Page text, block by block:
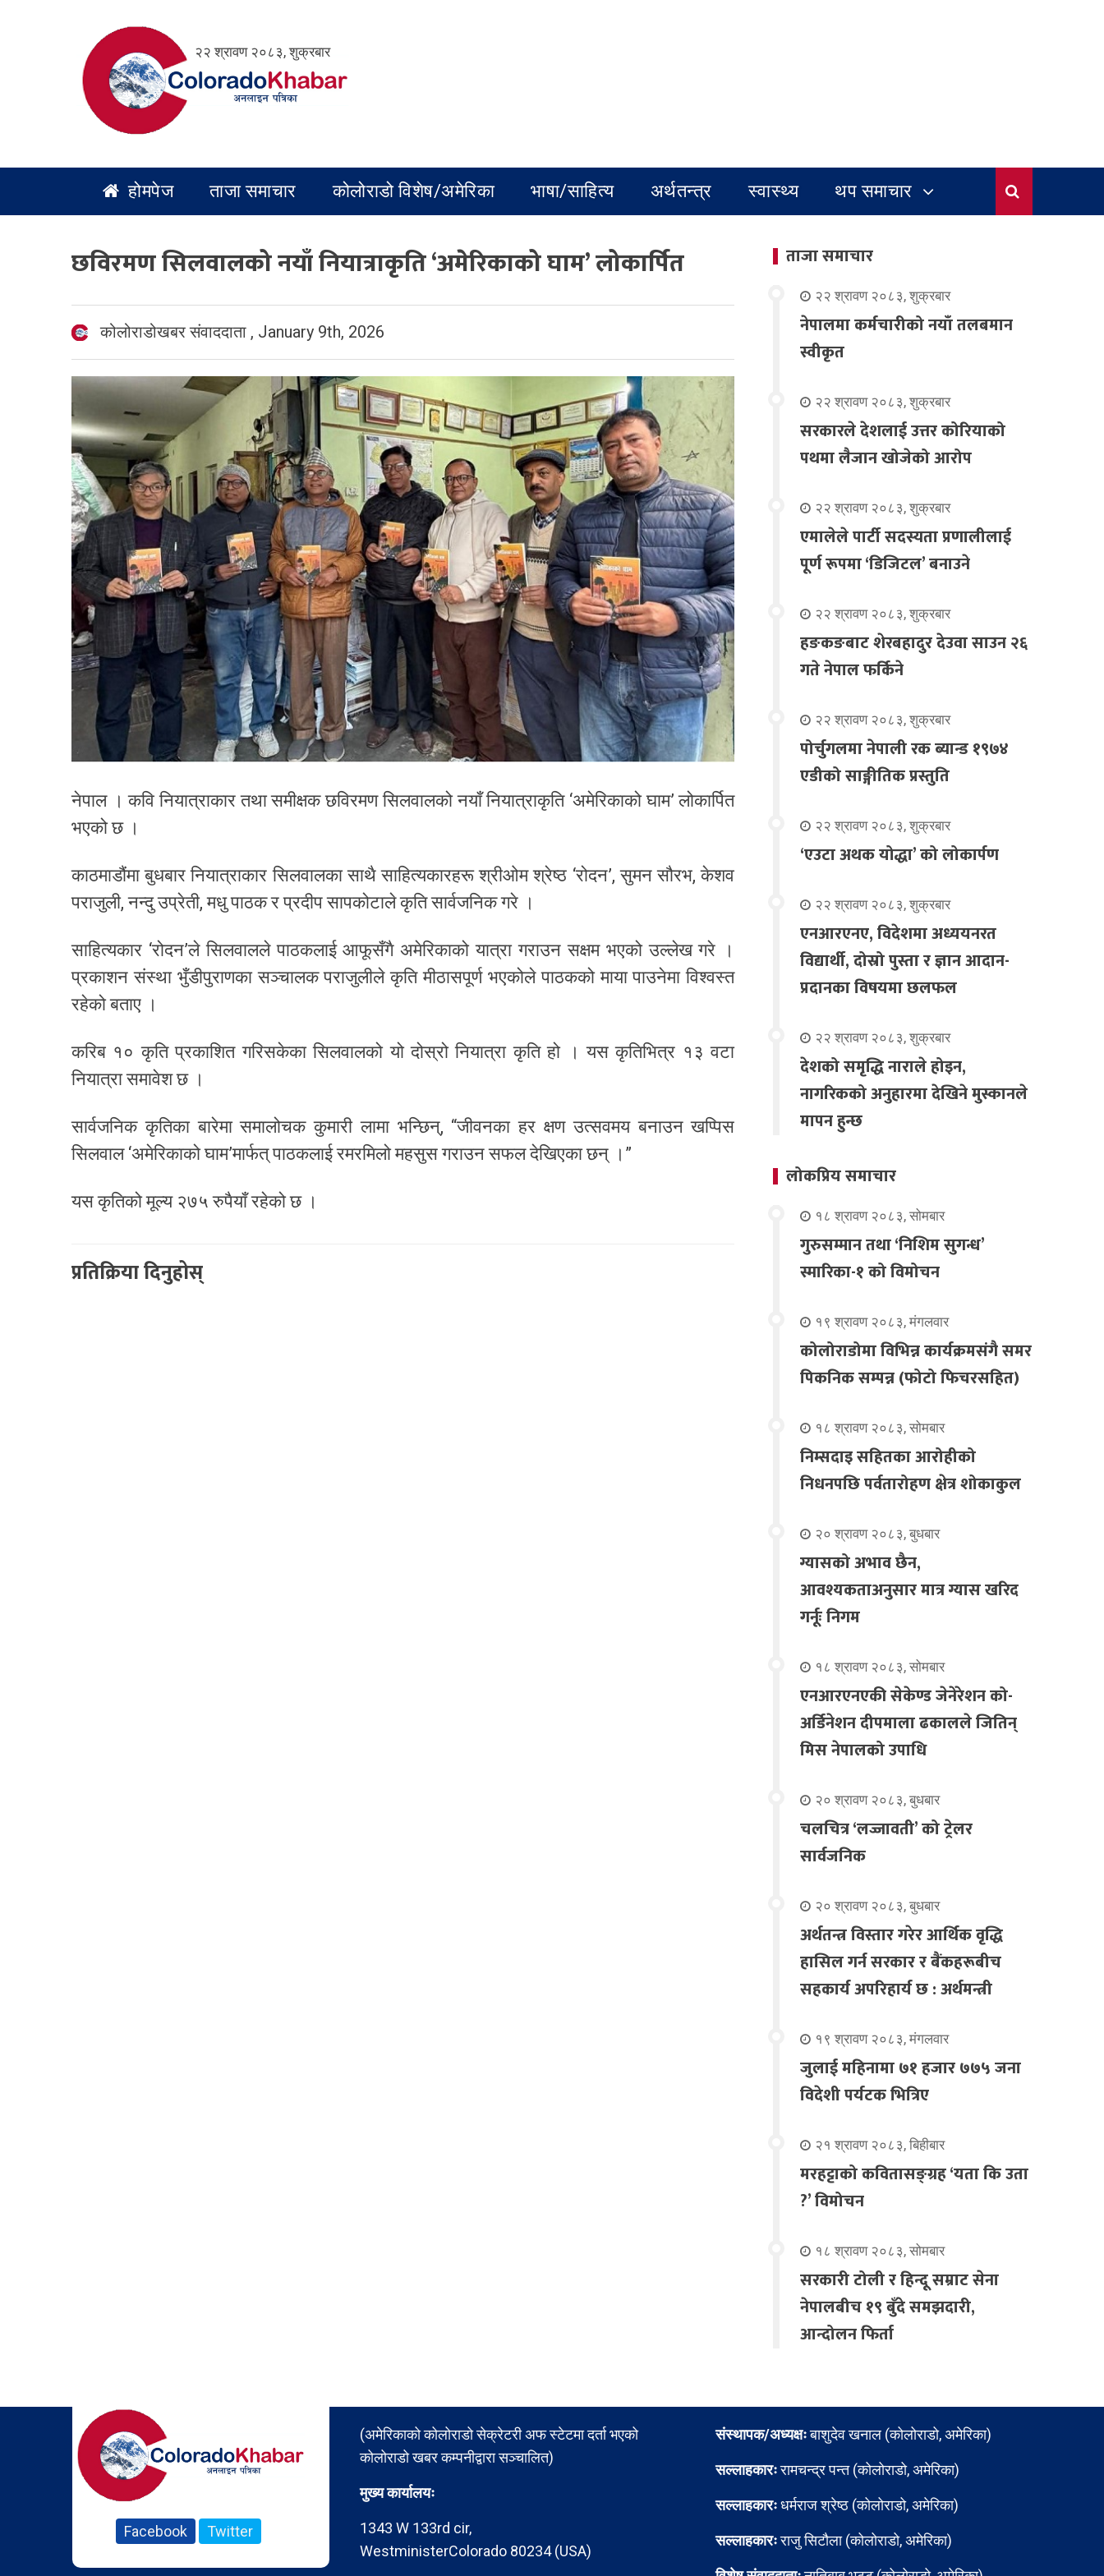
२२ श्रावण २०८३, शुक्रबार
होमपेज ताजा समाचार कोलोराडो विशेष/अमेरिका भाषा/साहित्य अर्थतन्त्र स्वास्थ्य थप समाचार
छविरमण सिलवालको नयाँ नियात्राकृति ‘अमेरिकाको घाम’ लोकार्पित
कोलोराडोखबर संवाददाता , January 9th, 2026
नेपाल । कवि नियात्राकार तथा समीक्षक छविरमण सिलवालको नयाँ नियात्राकृति ‘अमेरिकाको घाम’ लोकार्पित
भएको छ ।
काठमाडौंमा बुधबार नियात्राकार सिलवालका साथै साहित्यकारहरू श्रीओम श्रेष्ठ ‘रोदन’, सुमन सौरभ, केशव
पराजुली, नन्दु उप्रेती, मधु पाठक र प्रदीप सापकोटाले कृति सार्वजनिक गरे ।
साहित्यकार ‘रोदन’ले सिलवालले पाठकलाई आफूसँगै अमेरिकाको यात्रा गराउन सक्षम भएको उल्लेख गरे ।
प्रकाशन संस्था भुँडीपुराणका सञ्चालक पराजुलीले कृति मीठासपूर्ण भएकोले पाठकको माया पाउनेमा विश्वस्त
रहेको बताए ।
करिब १० कृति प्रकाशित गरिसकेका सिलवालको यो दोस्रो नियात्रा कृति हो । यस कृतिभित्र १३ वटा
नियात्रा समावेश छ ।
सार्वजनिक कृतिका बारेमा समालोचक कुमारी लामा भन्छिन्, “जीवनका हर क्षण उत्सवमय बनाउन खप्पिस
सिलवाल ‘अमेरिकाको घाम’मार्फत् पाठकलाई रमरमिलो महसुस गराउन सफल देखिएका छन् ।”
यस कृतिको मूल्य २७५ रुपैयाँ रहेको छ ।
प्रतिक्रिया दिनुहोस्
ताजा समाचार
२२ श्रावण २०८३, शुक्रबार
नेपालमा कर्मचारीको नयाँ तलबमान
स्वीकृत
२२ श्रावण २०८३, शुक्रबार
सरकारले देशलाई उत्तर कोरियाको
पथमा लैजान खोजेको आरोप
२२ श्रावण २०८३, शुक्रबार
एमालेले पार्टी सदस्यता प्रणालीलाई
पूर्ण रूपमा ‘डिजिटल’ बनाउने
२२ श्रावण २०८३, शुक्रबार
हङकङबाट शेरबहादुर देउवा साउन २६
गते नेपाल फर्किने
२२ श्रावण २०८३, शुक्रबार
पोर्चुगलमा नेपाली रक ब्यान्ड १९७४
एडीको साङ्गीतिक प्रस्तुति
२२ श्रावण २०८३, शुक्रबार
‘एउटा अथक योद्धा’ को लोकार्पण
२२ श्रावण २०८३, शुक्रबार
एनआरएनए, विदेशमा अध्ययनरत
विद्यार्थी, दोस्रो पुस्ता र ज्ञान आदान-
प्रदानका विषयमा छलफल
२२ श्रावण २०८३, शुक्रबार
देशको समृद्धि नाराले होइन,
नागरिकको अनुहारमा देखिने मुस्कानले
मापन हुन्छ
लोकप्रिय समाचार
१८ श्रावण २०८३, सोमबार
गुरुसम्मान तथा ‘निशिम सुगन्ध’
स्मारिका-१ को विमोचन
१९ श्रावण २०८३, मंगलवार
कोलोराडोमा विभिन्न कार्यक्रमसंगै समर
पिकनिक सम्पन्न (फोटो फिचरसहित)
१८ श्रावण २०८३, सोमबार
निम्सदाइ सहितका आरोहीको
निधनपछि पर्वतारोहण क्षेत्र शोकाकुल
२० श्रावण २०८३, बुधबार
ग्यासको अभाव छैन,
आवश्यकताअनुसार मात्र ग्यास खरिद
गर्नूः निगम
१८ श्रावण २०८३, सोमबार
एनआरएनएकी सेकेण्ड जेनेरेशन को-
अर्डिनेशन दीपमाला ढकालले जितिन्
मिस नेपालको उपाधि
२० श्रावण २०८३, बुधबार
चलचित्र ‘लज्जावती’ को ट्रेलर
सार्वजनिक
२० श्रावण २०८३, बुधबार
अर्थतन्त्र विस्तार गरेर आर्थिक वृद्धि
हासिल गर्न सरकार र बैंकहरूबीच
सहकार्य अपरिहार्य छ : अर्थमन्त्री
१९ श्रावण २०८३, मंगलवार
जुलाई महिनामा ७१ हजार ७७५ जना
विदेशी पर्यटक भित्रिए
२१ श्रावण २०८३, बिहीबार
मरहट्टाको कवितासङ्ग्रह ‘यता कि उता
?’ विमोचन
१८ श्रावण २०८३, सोमबार
सरकारी टोली र हिन्दू सम्राट सेना
नेपालबीच १९ बुँदे समझदारी,
आन्दोलन फिर्ता
Facebook Twitter
(अमेरिकाको कोलोराडो सेक्रेटरी अफ स्टेटमा दर्ता भएको
कोलोराडो खबर कम्पनीद्वारा सञ्चालित)
मुख्य कार्यालयः
1343 W 133rd cir,
WestministerColorado 80234 (USA)
संस्थापक/अध्यक्षःबाशुदेव खनाल (कोलोराडो, अमेरिका)
सल्लाहकारःरामचन्द्र पन्त (कोलोराडो, अमेरिका)
सल्लाहकारःधर्मराज श्रेष्ठ (कोलोराडो, अमेरिका)
सल्लाहकारःराजु सिटौला (कोलोराडो, अमेरिका)